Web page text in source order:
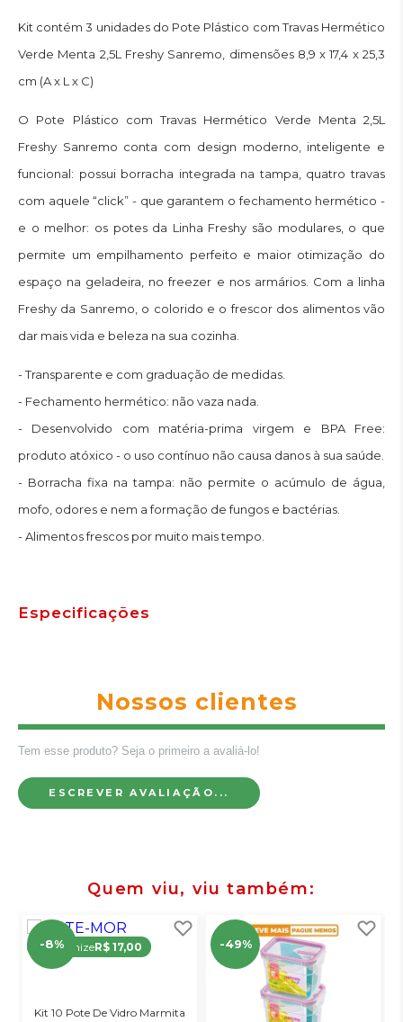
Kit contém 3 unidades do Pote Plástico com Travas Hermético
Verde Menta 2,5L Freshy Sanremo, dimensões 8,9 x 17,4 x 25,3
cm (A x L x C)
O Pote Plástico com Travas Hermético Verde Menta 2,5L
Freshy Sanremo conta com design moderno, inteligente e
funcional: possui borracha integrada na tampa, quatro travas
com aquele “click” - que garantem o fechamento hermético -
e o melhor: os potes da Linha Freshy são modulares, o que
permite um empilhamento perfeito e maior otimização do
espaço na geladeira, no freezer e nos armários. Com a linha
Freshy da Sanremo, o colorido e o frescor dos alimentos vão
dar mais vida e beleza na sua cozinha.
- Transparente e com graduação de medidas.
- Fechamento hermético: não vaza nada.
- Desenvolvido com matéria-prima virgem e BPA Free:
produto atóxico - o uso contínuo não causa danos à sua saúde.
- Borracha fixa na tampa: não permite o acúmulo de água,
mofo, odores e nem a formação de fungos e bactérias.
- Alimentos frescos por muito mais tempo.
Especificações
Nossos clientes
Tem esse produto? Seja o primeiro a avaliá-lo!
ESCREVER AVALIAÇÃO...
Quem viu, viu também
-8%
EconomizeR$ 17,00
Kit 10 Pote De Vidro Marmita
-49%